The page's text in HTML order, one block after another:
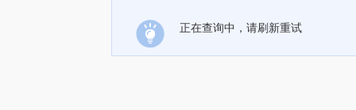
正在查询中，请刷新重试